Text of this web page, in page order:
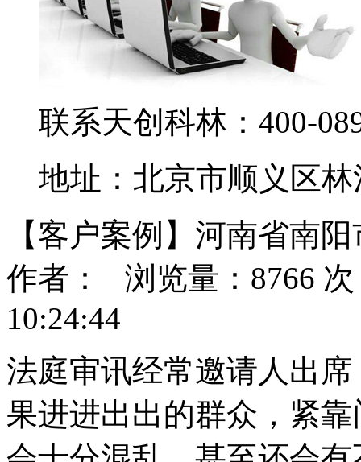
联系天创科林：400-
地址：北京市顺义区
【客户案例】河南省南
作者： 浏览量：8766
10:24:44
法庭审讯经常邀请人出
果进进出出的群众，紧